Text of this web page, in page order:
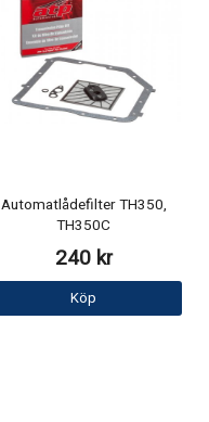
Automatlådefilter TH350,
TH350C
240 kr
Köp